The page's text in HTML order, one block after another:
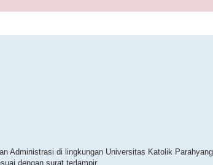
Administrasi di lingkungan Universitas Katolik
dengan surat terlampir.